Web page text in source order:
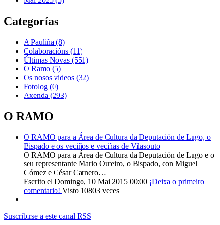
Categorías
A Pauliña (8)
Colaboracións (11)
Últimas Novas (551)
O Ramo (5)
Os nosos videos (32)
Fotolog (0)
Axenda (293)
O RAMO
O RAMO para a Área de Cultura da Deputación de Lugo, o
Bispado e os veciños e veciñas de Vilasouto
O RAMO para a Área de Cultura da Deputación de Lugo e o
seu representante Mario Outeiro, o Bispado, con Miguel
Gómez e César Carnero…
Escrito el Domingo, 10 Mai 2015 00:00 ¡Deixa o primeiro
comentario! Visto 10803 veces
Suscribirse a este canal RSS